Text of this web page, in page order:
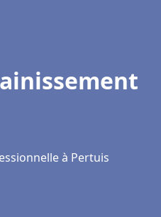
à Pertuis